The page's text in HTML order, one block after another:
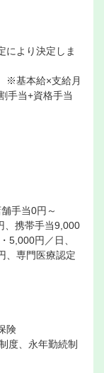
により決定しま
※基本給×支給月
手当+資格手当
手当0円～
、携帯手当9,000
5,000円／日、
、専門医療認定
険
度、永年勤続制